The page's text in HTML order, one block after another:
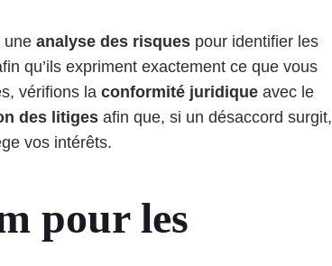
une analyse des risques pour identifier les
qu’ils expriment exactement ce que vous
vérifions la conformité juridique avec le
des litiges afin que, si un désaccord surgit,
vos intérêts.
pour les